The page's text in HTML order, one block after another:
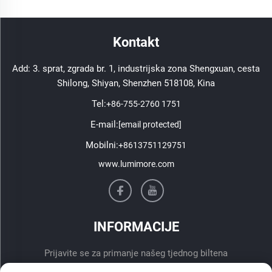
Kontakt
Add: 3. sprat, zgrada br. 1, industrijska zona Shengxuan, cesta
Shilong, Shiyan, Shenzhen 518108, Kina
Tel:+86-755-2760 1751
E-mail:[email protected]
Mobilni:+8613751129751
www.lumimore.com
INFORMACIJE
Prijavite se za primanje našeg tjednog biltena